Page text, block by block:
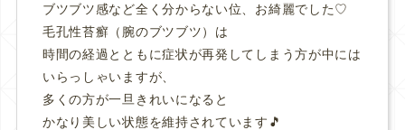
ブツブツ感など全く分からない位、お綺麗でした♡
毛孔性苔癬（腕のブツブツ）は
時間の経過とともに症状が再発してしまう方が中には
いらっしゃいますが、
多くの方が一旦きれいになると
かなり美しい状態を維持されています🎵